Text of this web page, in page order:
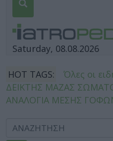
Saturday, 08.08.2026
HOT TAGS:
Όλες οι
ΔΕΙΚΤΗΣ ΜΑΖΑΣ
ΑΝΑΛΟΓΙΑ ΜΕΣΗΣ